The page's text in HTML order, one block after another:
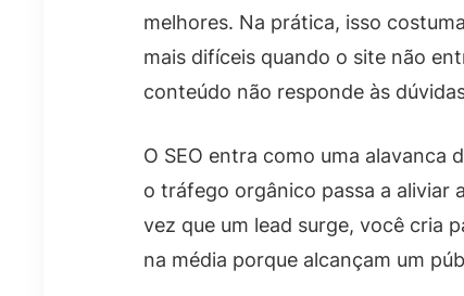
melhores. Na prática, isso
mais difíceis quando o site não
conteúdo não responde às
O SEO entra como uma
o tráfego orgânico passa a aliviar
vez que um lead surge, você cria
na média porque alcançam um